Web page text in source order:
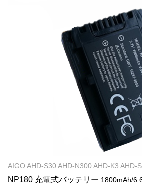
AIGO AHD-S30 AHD-N300 AHD-K3 AHD-
NP180 充電式バッテリー 1800mAh/